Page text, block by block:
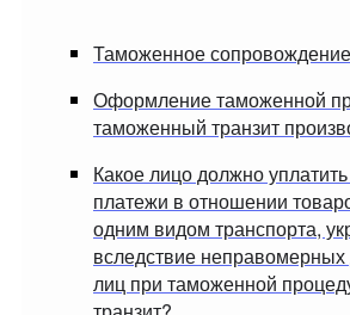
Таможенное сопровождение
Оформление таможенной
таможенный транзит
Какое лицо должно
платежи в отношении
одним видом транспорта,
вследствие неправомерных
лиц при таможенной